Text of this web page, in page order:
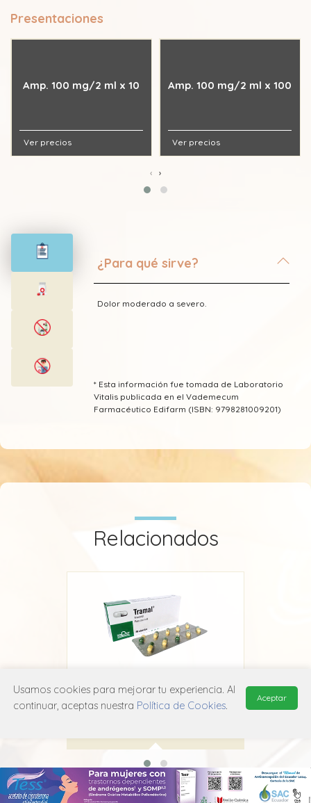
Presentaciones
Amp. 100 mg/2 ml x 10
Ver precios
Amp. 100 mg/2 ml x 100
Ver precios
‹ ›
¿Para qué sirve?
Dolor moderado a severo.
* Esta información fue tomada de Laboratorio
Vitalis publicada en el Vademecum
Farmacéutico Edifarm (ISBN: 9798281009201)
Relacionados
Tramal
Usamos cookies para mejorar tu experiencia. Al
continuar, aceptas nuestra Política de Cookies.
Aceptar